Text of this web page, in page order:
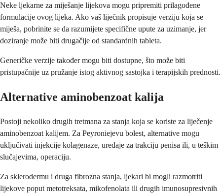
Neke ljekarne za miješanje lijekova mogu pripremiti prilagođene
formulacije ovog lijeka. Ako vaš liječnik propisuje verziju koja se
miješa, pobrinite se da razumijete specifične upute za uzimanje, jer
doziranje može biti drugačije od standardnih tableta.
Generičke verzije također mogu biti dostupne, što može biti
pristupačnije uz pružanje istog aktivnog sastojka i terapijskih prednosti.
Alternative aminobenzoat kalija
Postoji nekoliko drugih tretmana za stanja koja se koriste za liječenje
aminobenzoat kalijem. Za Peyroniejevu bolest, alternative mogu
uključivati injekcije kolagenaze, uređaje za trakciju penisa ili, u teškim
slučajevima, operaciju.
Za sklerodermu i druga fibrozna stanja, ljekari bi mogli razmotriti
lijekove poput metotreksata, mikofenolata ili drugih imunosupresivnih